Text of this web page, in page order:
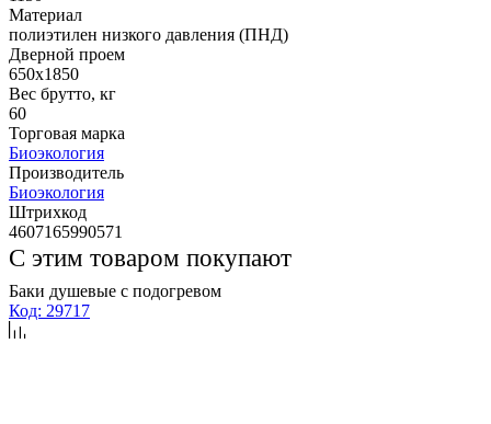
Материал
полиэтилен низкого давления (ПНД)
Дверной проем
650x1850
Вес брутто, кг
60
Торговая марка
Биоэкология
Производитель
Биоэкология
Штрихкод
4607165990571
С этим товаром покупают
Баки душевые с подогревом
Код: 29717